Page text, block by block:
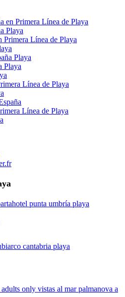
en Primera Línea de Playa
Playa
Primera Línea de Playa
Playa
Playa
Línea de Playa
Línea de Playa